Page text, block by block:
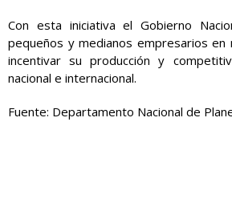
Con esta iniciativa el Gobierno
pequeños y medianos empresarios en
incentivar su producción y
nacional e internacional.
Fuente: Departamento Nacional de